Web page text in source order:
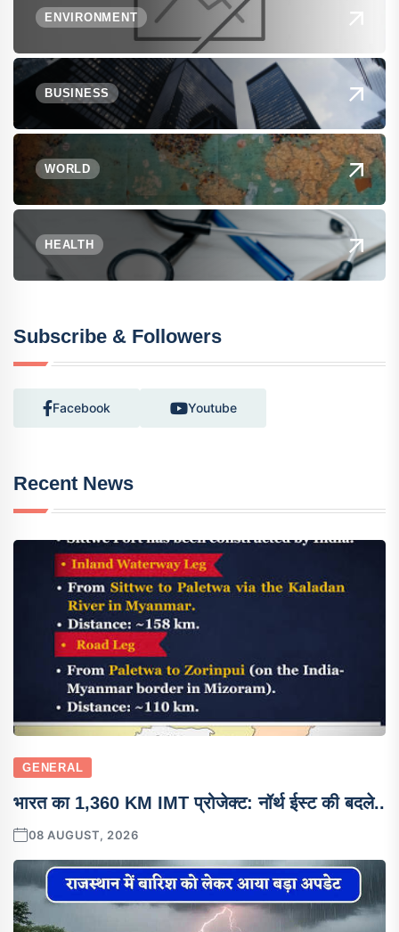
ENVIRONMENT
BUSINESS
WORLD
HEALTH
Subscribe & Followers
Facebook Youtube
Recent News
GENERAL
भारत का 1,360 KM IMT प्रोजेक्ट: नॉर्थ ईस्ट की बदले..
08 AUGUST, 2026